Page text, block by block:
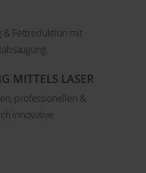
& Fettreduktion mit
MITTELS LASER
professionellen &
innovative